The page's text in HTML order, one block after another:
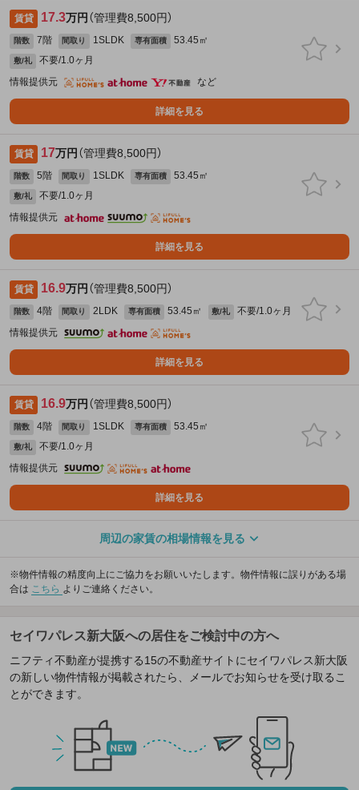
賃貸 17.3万円 （管理費8,500円）
階数 7階 間取り 1SLDK 専有面積 53.45㎡
敷/礼
不要/1.0ヶ月
情報提供元
など
詳細を見る
賃貸 17万円 （管理費8,500円）
階数 5階 間取り 1SLDK 専有面積 53.45㎡
敷/礼
不要/1.0ヶ月
情報提供元
詳細を見る
賃貸 16.9万円 （管理費8,500円）
階数 4階 間取り 2LDK 専有面積 53.45㎡ 敷/礼
不要/1.0ヶ月
情報提供元
詳細を見る
賃貸 16.9万円 （管理費8,500円）
階数 4階 間取り 1SLDK 専有面積 53.45㎡
敷/礼
不要/1.0ヶ月
情報提供元
詳細を見る
周辺の家賃の相場情報を見る
※物件情報の精度向上にご協力をお願いいたします。物件情報に誤りがある場
合は こちら よりご連絡ください。
セイワパレス新大阪への居住をご検討中の方へ
ニフティ不動産が提携する15の不動産サイトにセイワパレス新大阪
の新しい物件情報が掲載されたら、メールでお知らせを受け取るこ
とができます。